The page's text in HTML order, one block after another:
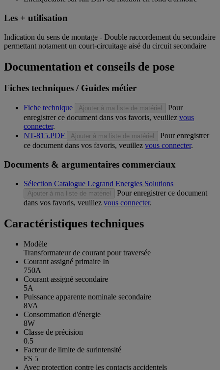
Les + utilisation
Indication du sens de montage - Double raccordement du secondaire
permettant notament un court-circuitage aisé du circuit secondaire
Documentation et conseils de pose
Fiches techniques / Guides métier
Fiche technique Ajouter à ma liste de matériel
Pour
enregistrer ce document dans vos favoris, veuillez vous
connecter.
NT-815.PDF
Ajouter à ma liste de matériel
Pour enregistrer
ce document dans vos favoris, veuillez vous connecter.
Documents & argumentaires commerciaux
Sélection Catalogue Legrand Energies Solutions
Ajouter à ma liste de matériel
Pour enregistrer ce document
dans vos favoris, veuillez vous connecter.
Caractéristiques techniques
Modèle
Transformateur de courant pour traversée
Courant assigné primaire In
750A
Courant assigné secondaire
5A
Puissance apparente nominale secondaire
8VA
Consommation d'énergie
8W
Classe de précision
0.5
Facteur de limite de surintensité
FS 5
Avec protection contre les contacts accidentels